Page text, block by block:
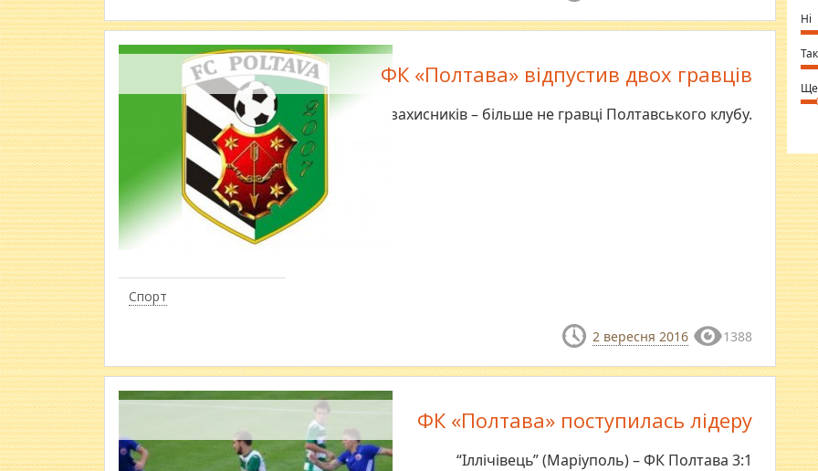
Спорт
ФК «Полтава» відпустив двох гравців
Двоє півзахисників – більше не гравці Полтавського клубу.
2 вересня 2016 1388
ФК «Полтава» поступилась лідеру
“Іллічівець” (Маріуполь) – ФК Полтава 3:1
⇒
Ні
Так
Ще